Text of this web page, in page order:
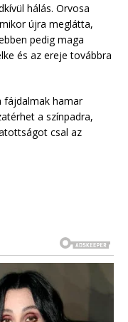
hálás. Orvosa
újra meglátta,
pedig maga
és az ereje továbbra
fájdalmak hamar
a színpadra,
csal az